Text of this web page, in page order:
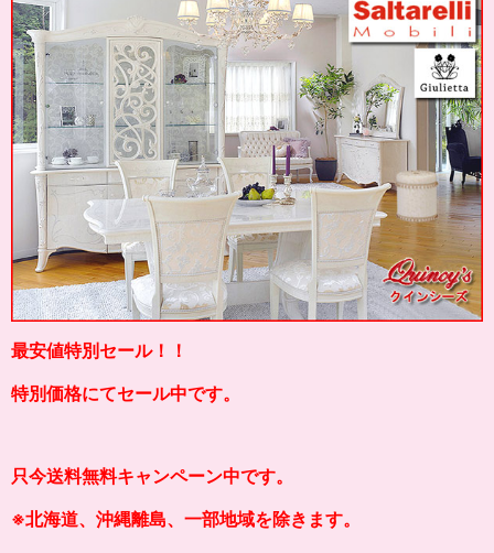
最安値特別セール！！
特別価格にてセール中です。
只今送料無料キャンペーン中です。
※北海道、沖縄離島、一部地域を除きます。